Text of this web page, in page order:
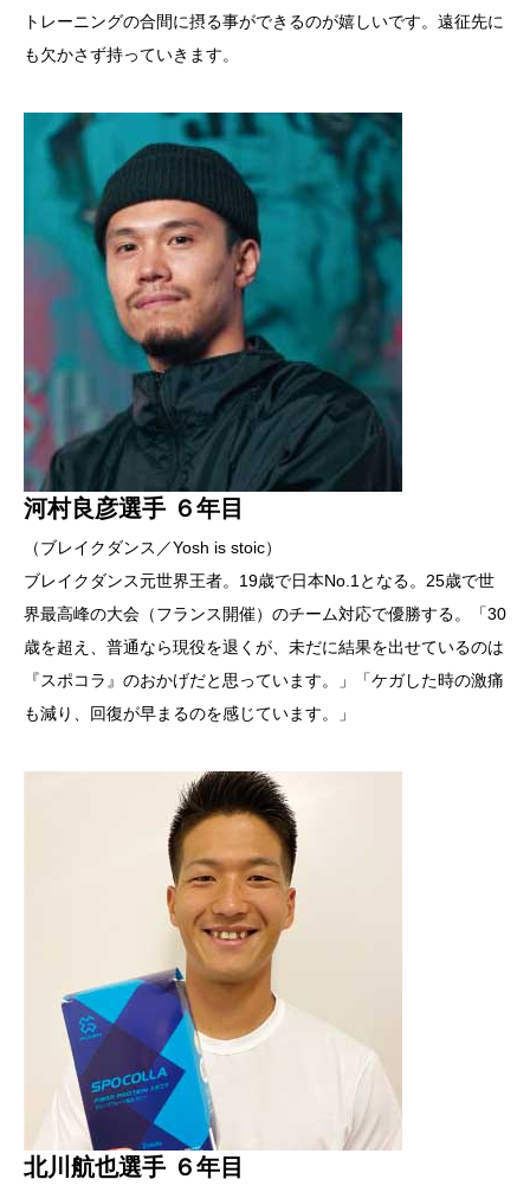
トレーニングの合間に摂る事ができるのが嬉しいです。遠征先に
も欠かさず持っていきます。
河村良彦選手 ６年目
（ブレイクダンス／Yosh is stoic）
ブレイクダンス元世界王者。19歳で日本No.1となる。25歳で世
界最高峰の大会（フランス開催）のチーム対応で優勝する。「30
歳を超え、普通なら現役を退くが、未だに結果を出せているのは
『スポコラ』のおかげだと思っています。」「ケガした時の激痛
も減り、回復が早まるのを感じています。」
北川航也選手 ６年目